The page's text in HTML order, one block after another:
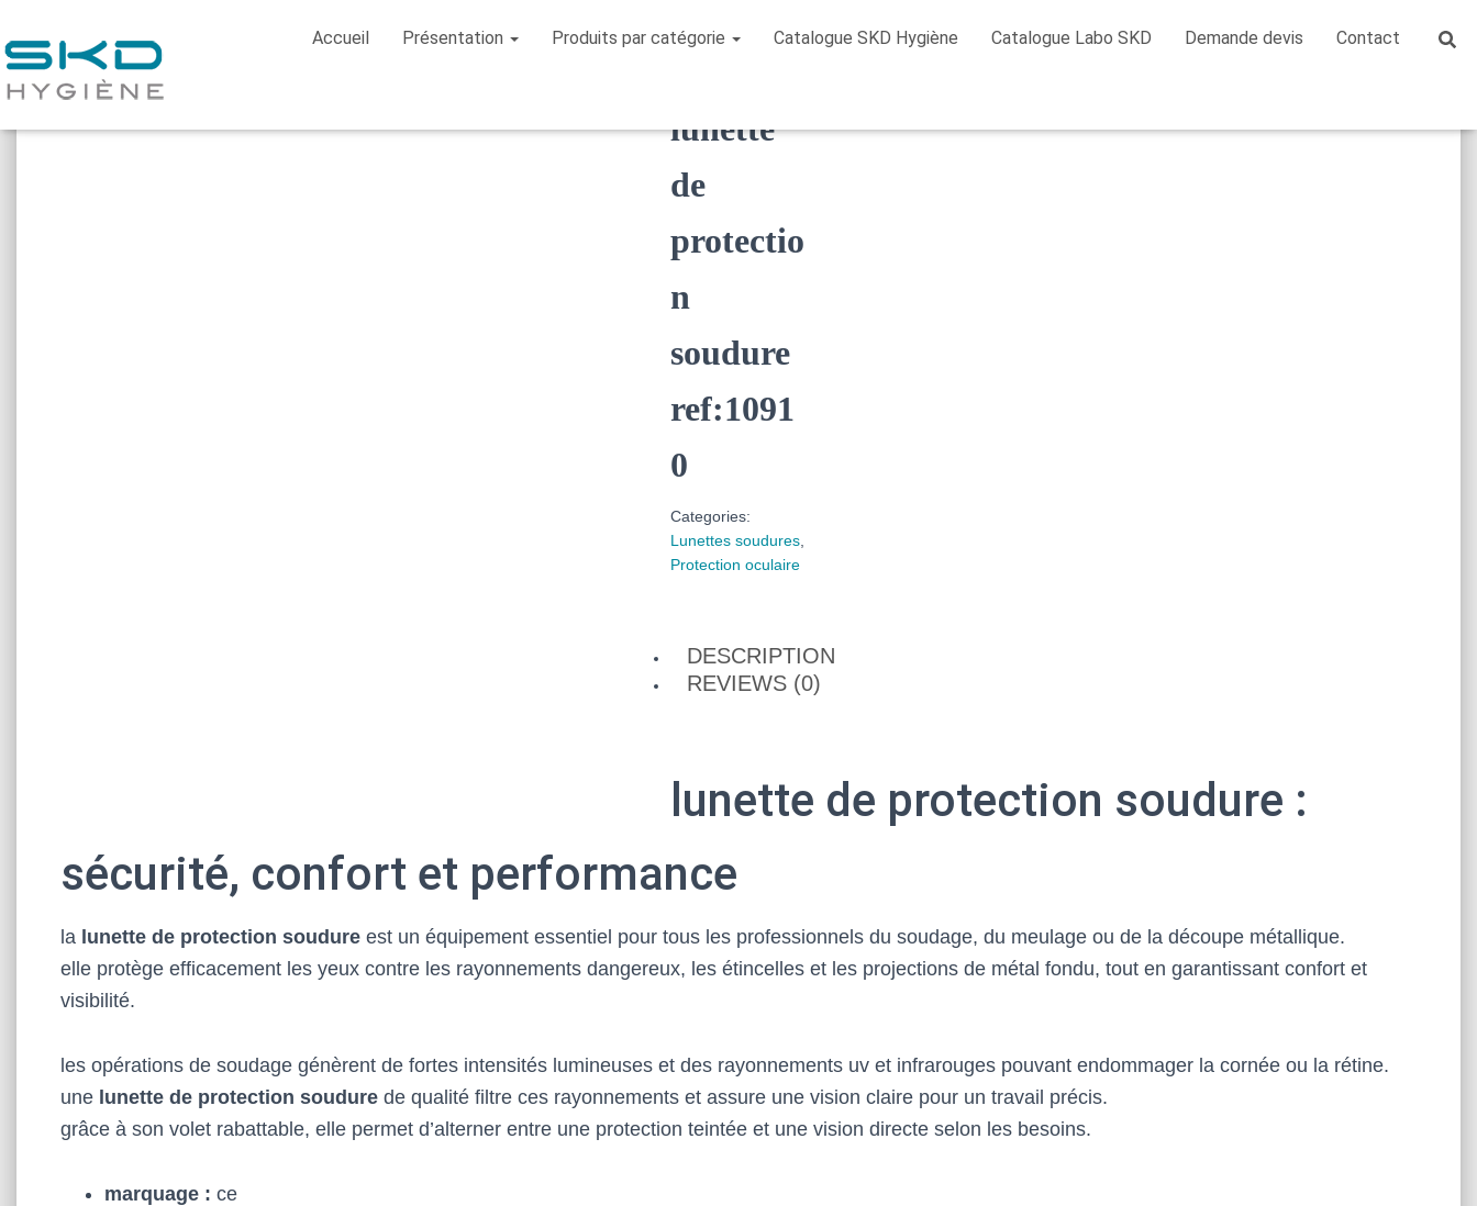
Accueil Présentation Produits par catégorie Catalogue SKD Hygiène Catalogue Labo SKD Demande devis Contact
Home /Protection oculaire
lunette
de
protectio
n
soudure
ref:1091
0
Categories:
Lunettes soudures
Protection oculaire
DESCRIPTION
REVIEWS (0)
lunette de protection soudure :
sécurité, confort et performance
la lunette de protection soudure est un équipement essentiel pour tous les professionnels du soudage, du meulage ou de la découpe métallique.
elle protège efficacement les yeux contre les rayonnements dangereux, les étincelles et les projections de métal fondu, tout en garantissant confort et
visibilité.
les opérations de soudage génèrent de fortes intensités lumineuses et des rayonnements uv et infrarouges pouvant endommager la cornée ou la rétine.
une lunette de protection soudure de qualité filtre ces rayonnements et assure une vision claire pour un travail précis.
grâce à son volet rabattable, elle permet d’alterner entre une protection teintée et une vision directe selon les besoins.
marquage : ce